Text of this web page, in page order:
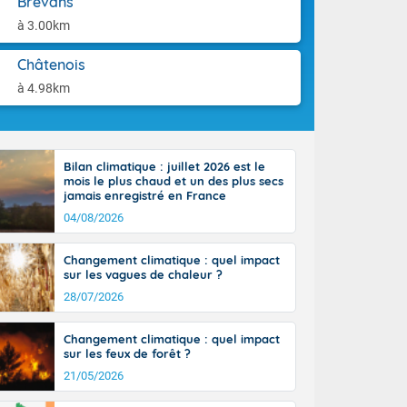
à 3.00km
Châtenois
à 4.98km
l'après-
14
il fait
30 à 35
Bilan climatique : juillet 2026 est le
mois le plus chaud et un des plus secs
jamais enregistré en France
04/08/2026
Changement climatique : quel impact
sur les vagues de chaleur ?
28/07/2026
Changement climatique : quel impact
sur les feux de forêt ?
21/05/2026